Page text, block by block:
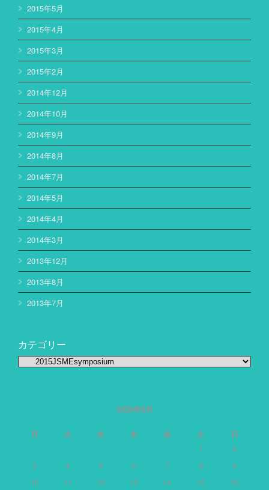
2015年5月
2015年4月
2015年3月
2015年2月
2014年12月
2014年10月
2014年9月
2014年8月
2014年7月
2014年5月
2014年4月
2014年3月
2013年12月
2013年8月
2013年7月
カテゴリー
カ
2026年8月
月 火 水 木 金 土
日
1
2
3
4 5 6 7 8
9
10
11 12 13 14 15 16